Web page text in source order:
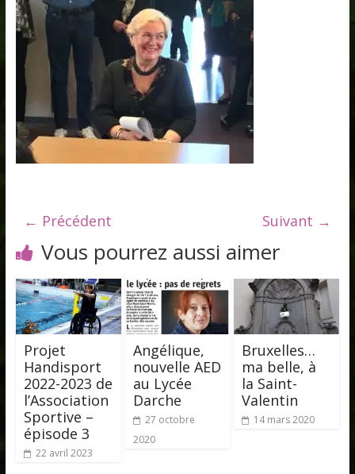
← Précédent Suivant →
Vous pourrez aussi aimer
Projet
Handisport
2022-2023 de
l’Association
Sportive –
épisode 3
22 avril 2023
Angélique,
nouvelle AED
au Lycée
Darche
27 octobre
2020
Bruxelles…
ma belle, à
la Saint-
Valentin
14 mars 2020